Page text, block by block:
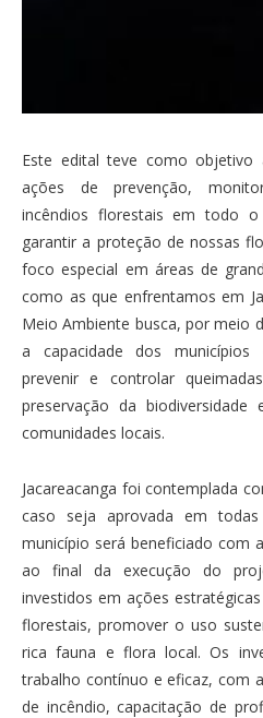
Este edital teve como objetivo
ações de prevenção,
incêndios florestais em todo
garantir a proteção de nossas
foco especial em áreas de
como as que enfrentamos em
Meio Ambiente busca, por meio
a capacidade dos municípios
prevenir e controlar
preservação da
comunidades locais.
Jacareacanga foi contemplada
caso seja aprovada em
município será beneficiado com
ao final da execução do
investidos em ações
florestais, promover o uso
rica fauna e flora local. Os
trabalho contínuo e eficaz, com
de incêndio, capacitação de